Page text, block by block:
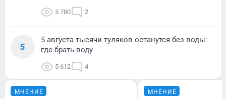
5 780 2
5
5 августа тысячи туляков останутся без воды:
где брать воду
5 612 4
МНЕНИЕ МНЕНИЕ